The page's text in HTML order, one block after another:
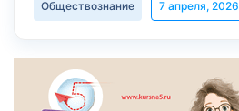
Обществознание 7 апреля, 2026